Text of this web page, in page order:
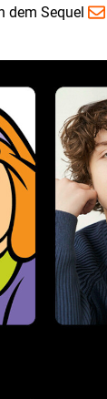
dem Sequel